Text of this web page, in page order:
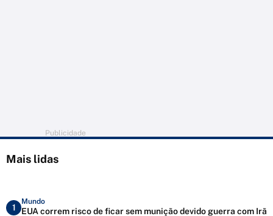
Publicidade
Mais lidas
1
Mundo
EUA correm risco de ficar sem munição devido guerra com Irã